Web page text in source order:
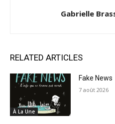
Gabrielle
RELATED ARTICLES
À La Une
Fake News
7 août 2026